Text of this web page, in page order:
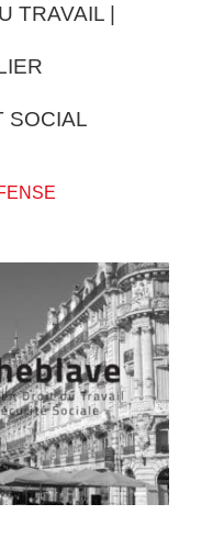
TRAVAIL |
SOCIAL